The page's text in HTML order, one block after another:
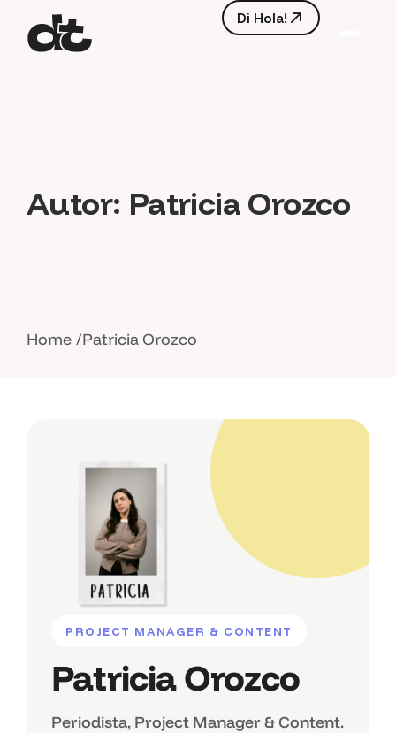
Di Hola!
Autor: Patricia Orozco
Home Patricia Orozco
PROJECT MANAGER & CONTENT
Patricia Orozco
Periodista, Project Manager & Content.